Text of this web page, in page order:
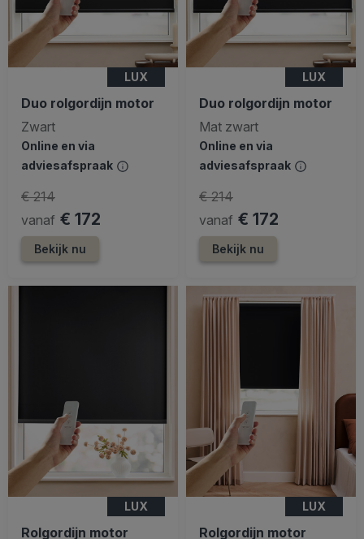
LUX
Duo rolgordijn motor
Zwart
Online en via
adviesafspraak
vanaf € 172
€ 214
Bekijk nu
LUX
Duo rolgordijn motor
Mat zwart
Online en via
adviesafspraak
vanaf € 172
€ 214
Bekijk nu
LUX
Rolgordijn motor
LUX
Rolgordijn motor